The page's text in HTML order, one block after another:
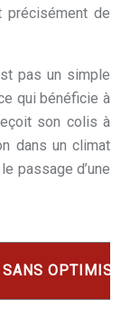
précisément de
pas un simple
qui bénéficie à
son colis à
dans un climat
passage d’une
SANS